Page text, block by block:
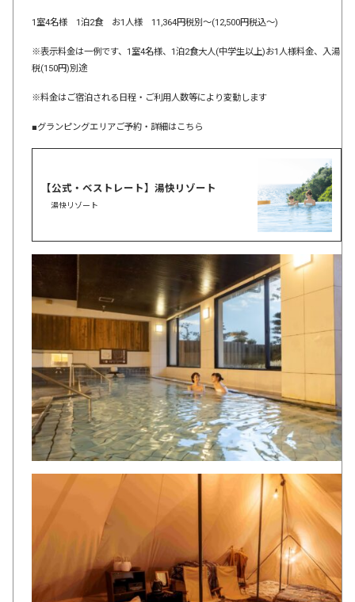
1室4名様 1泊2食 お1人様 11,364円税別～(12,500円税込～)
※表示料金は一例です、1室4名様、1泊2食大人(中学生以上)お1人様料金、入湯
税(150円)別途
※料金はご宿泊される日程・ご利用人数等により変動します
■グランピングエリアご予約・詳細はこちら
【公式・ベストレート】湯快リゾート
湯快リゾート